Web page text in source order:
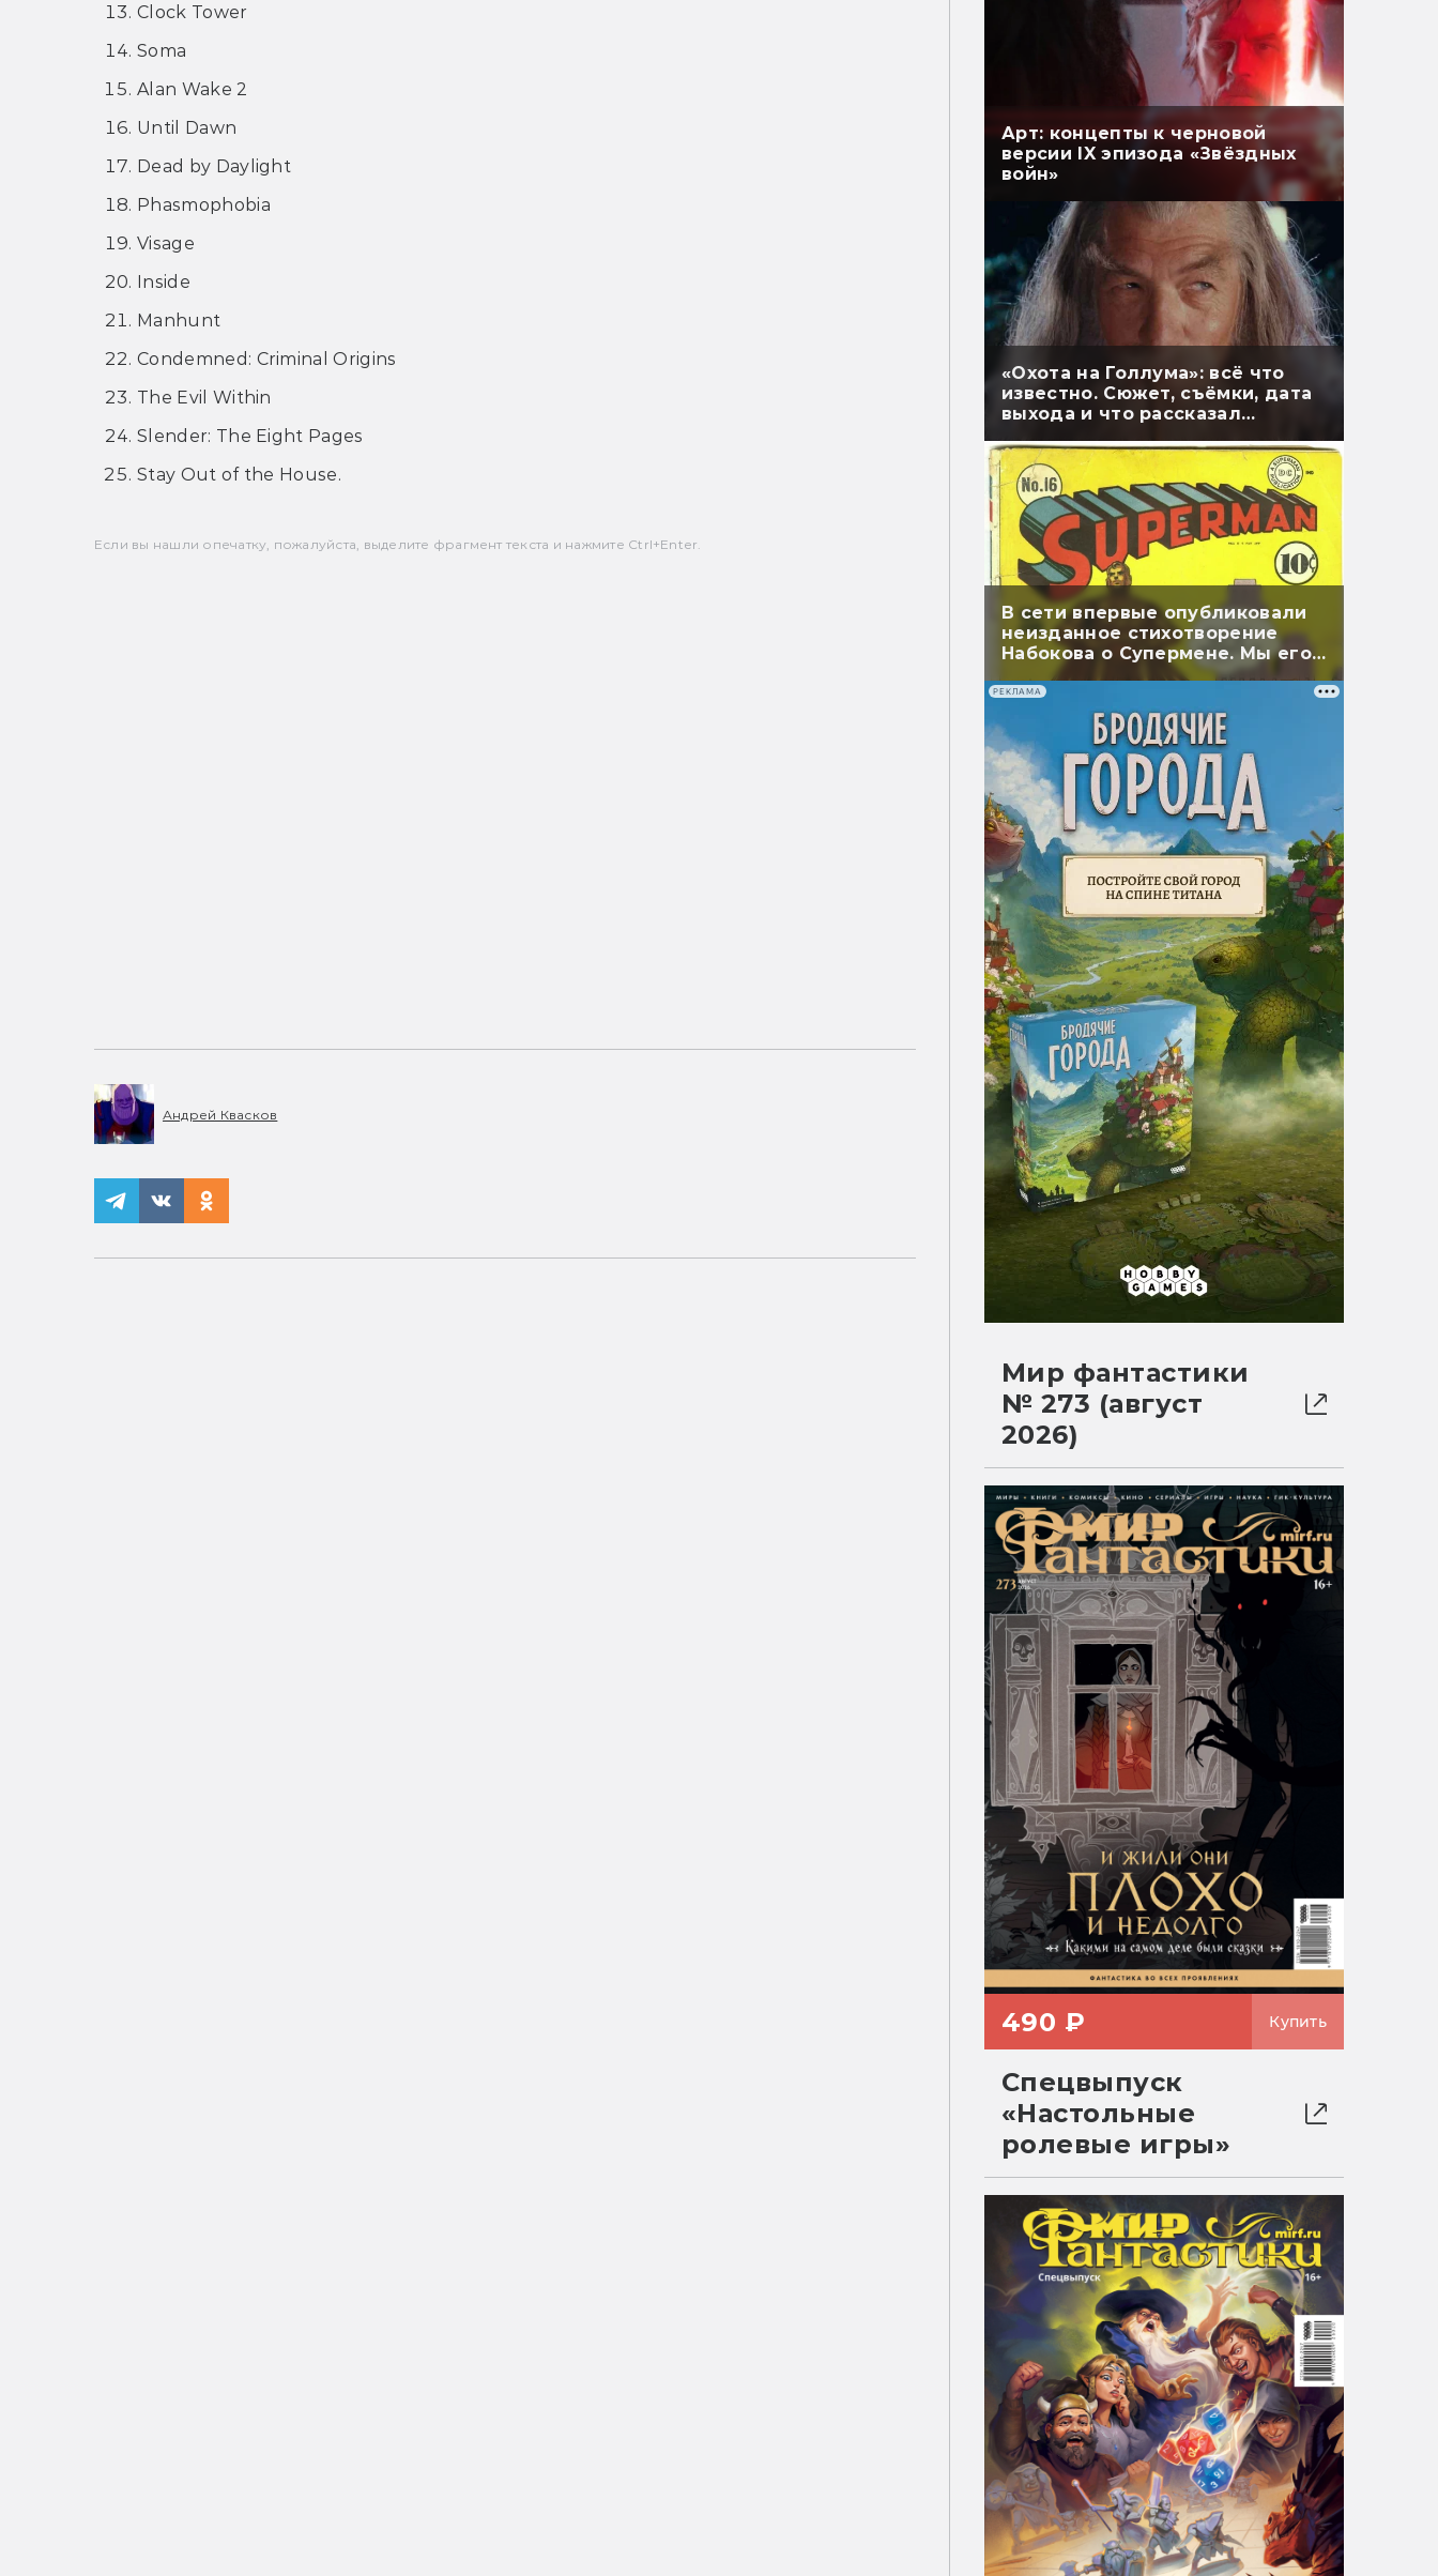
Clock Tower
Soma
Alan Wake 2
Until Dawn
Dead by Daylight
Phasmophobia
Visage
Inside
Manhunt
Condemned: Criminal Origins
The Evil Within
Slender: The Eight Pages
Stay Out of the House.
Если вы нашли опечатку, пожалуйста, выделите фрагмент текста и нажмите Ctrl+Enter.
Андрей Квасков
Арт: концепты к черновой
версии IX эпизода «Звёздных
войн»
«Охота на Голлума»: всё что
известно. Сюжет, съёмки, дата
выхода и что рассказал
В сети впервые опубликовали
неизданное стихотворение
Набокова о Супермене. Мы его
перевели
РЕКЛАМА
Мир фантастики
№ 273 (август
2026)
490 ₽ Купить
Спецвыпуск
«Настольные
ролевые игры»